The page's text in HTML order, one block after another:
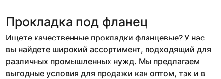
Прокладка под фланец
Ищете качественные прокладки фланцевые? У нас
вы найдете широкий ассортимент, подходящий для
различных промышленных нужд. Мы предлагаем
выгодные условия для продажи как оптом, так и в